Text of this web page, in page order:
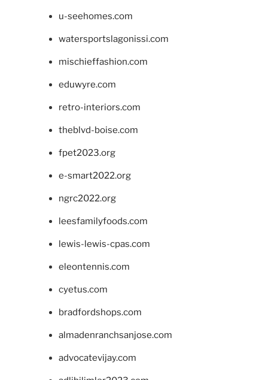
u-seehomes.com
watersportslagonissi.com
mischieffashion.com
eduwyre.com
retro-interiors.com
theblvd-boise.com
fpet2023.org
e-smart2022.org
ngrc2022.org
leesfamilyfoods.com
lewis-lewis-cpas.com
eleontennis.com
cyetus.com
bradfordshops.com
almadenranchsanjose.com
advocatevijay.com